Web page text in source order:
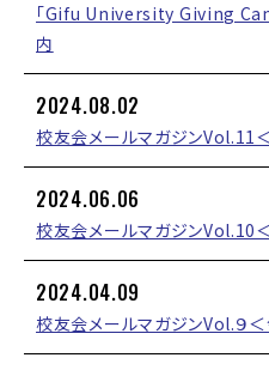
「Gifu University Giving
内
2024.08.02
校友会メールマガジンVol.11
2024.06.06
校友会メールマガジンVol.10
2024.04.09
校友会メールマガジンVol.９